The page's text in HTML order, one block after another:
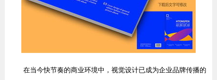
在当今快节奏的商业环境中，视觉设计已成为企业品牌传播的